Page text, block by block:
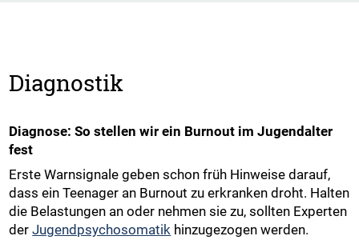
Diagnostik
Diagnose: So stellen wir ein Burnout im Jugendalter
fest
Erste Warnsignale geben schon früh Hinweise darauf,
dass ein Teenager an Burnout zu erkranken droht. Halten
die Belastungen an oder nehmen sie zu, sollten Experten
derJugendpsychosomatik hinzugezogen werden.